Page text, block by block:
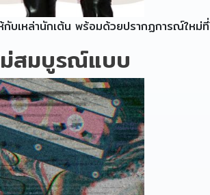
เหล่านักเต้น พร้อมด้วยปรากฏการณ์ใหม่ที่
ม่สมบูรณ์แบบ